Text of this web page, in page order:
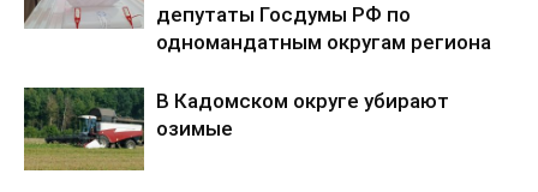
депутаты Госдумы РФ по
одномандатным округам региона
В Кадомском округе убирают
озимые